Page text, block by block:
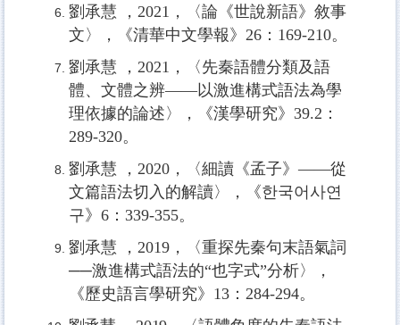
劉承慧 ，2021，〈論《世說新語》敘事
文〉，《清華中文學報》 26 ： 169-210。
劉承慧 ，2021，〈先秦語體分類及語
體、文體之辨——以激進構式語法為學
理依據的論述〉，《漢學研究》 39.2 ：
289-320。
劉承慧 ，2020，〈細讀《孟子》 ——從
文篇語法切入的解讀〉，《한국어사연
구》 6 ： 339-355。
劉承慧 ，2019，〈重探先秦句末語氣詞
──激進構式語法的“也字式”分析〉，
《歷史語言學研究》13：284-294。